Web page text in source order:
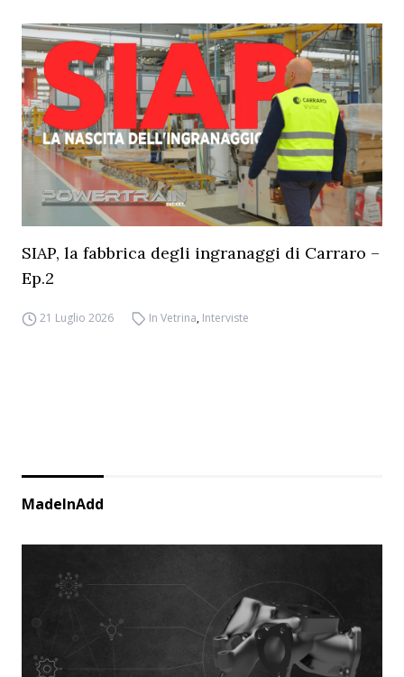
SIAP, la fabbrica degli ingranaggi di Carraro –
Ep.2
21 Luglio 2026 In Vetrina, Interviste
MadeInAdd